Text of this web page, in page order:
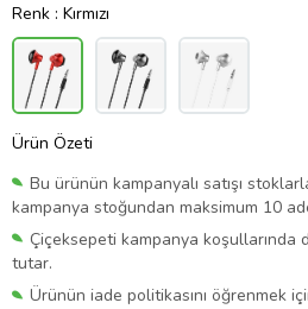
Renk : Kırmızı
Ürün Özeti
Bu ürünün kampanyalı satışı
kampanya stoğundan maksimum 10
Çiçeksepeti kampanya koşullarında
tutar.
Ürünün iade politikasını öğrenmek